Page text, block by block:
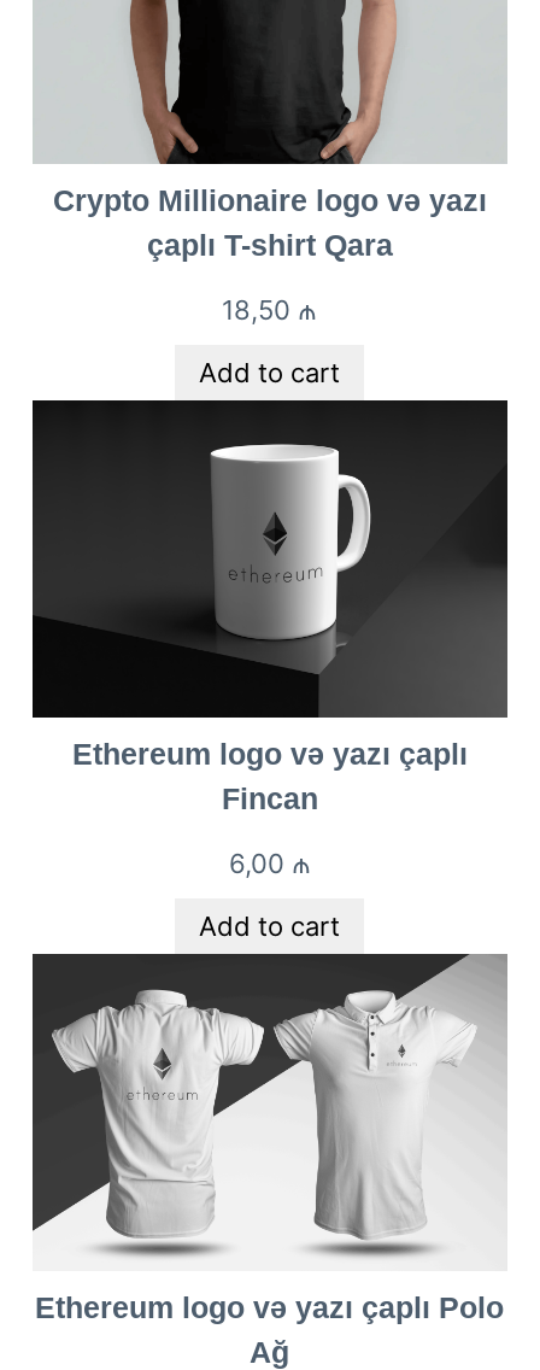
Crypto Millionaire logo və yazı
çaplı T-shirt Qara
18,50 ₼
Add to cart
Ethereum logo və yazı çaplı
Fincan
6,00 ₼
Add to cart
Ethereum logo və yazı çaplı Polo
Ağ